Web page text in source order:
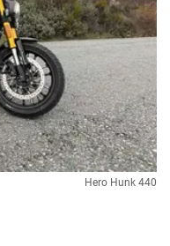
Hero Hunk 440